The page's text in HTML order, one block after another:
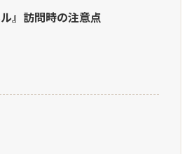
』訪問時の注意点